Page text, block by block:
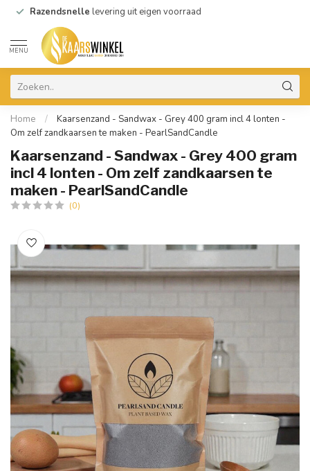
Razendsnelle levering uit eigen voorraad
MENU
Home /
Kaarsenzand - Sandwax - Grey 400 gram incl 4 lonten -
Om zelf zandkaarsen te maken - PearlSandCandle
Kaarsenzand - Sandwax - Grey 400 gram
incl 4 lonten - Om zelf zandkaarsen te
maken - PearlSandCandle
(0)